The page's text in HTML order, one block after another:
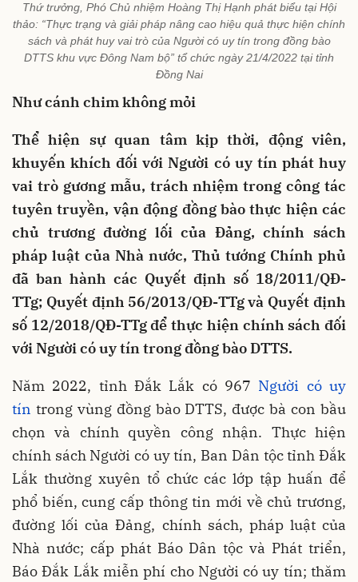
Thứ trưởng, Phó Chủ nhiệm Hoàng Thị Hạnh phát biểu tại Hội
thảo: “Thực trạng và giải pháp nâng cao hiệu quả thực hiện chính
sách và phát huy vai trò của Người có uy tín trong đồng bào
DTTS khu vực Đông Nam bộ” tổ chức ngày 21/4/2022 tại tỉnh
Đồng Nai
Như cánh chim không mỏi
Thể hiện sự quan tâm kịp thời, động viên,
khuyến khích đối với Người có uy tín phát huy
vai trò gương mẫu, trách nhiệm trong công tác
tuyên truyền, vận động đồng bào thực hiện các
chủ trương đường lối của Đảng, chính sách
pháp luật của Nhà nước, Thủ tướng Chính phủ
đã ban hành các Quyết định số 18/2011/QĐ-
TTg; Quyết định 56/2013/QĐ-TTg và Quyết định
số 12/2018/QĐ-TTg để thực hiện chính sách đối
với Người có uy tín trong đồng bào DTTS.
Năm 2022, tỉnh Đắk Lắk có 967 Người có uy
tín trong vùng đồng bào DTTS, được bà con bầu
chọn và chính quyền công nhận. Thực hiện
chính sách Người có uy tín, Ban Dân tộc tỉnh Đắk
Lắk thường xuyên tổ chức các lớp tập huấn để
phổ biến, cung cấp thông tin mới về chủ trương,
đường lối của Đảng, chính sách, pháp luật của
Nhà nước; cấp phát Báo Dân tộc và Phát triển,
Báo Đắk Lắk miễn phí cho Người có uy tín; thăm